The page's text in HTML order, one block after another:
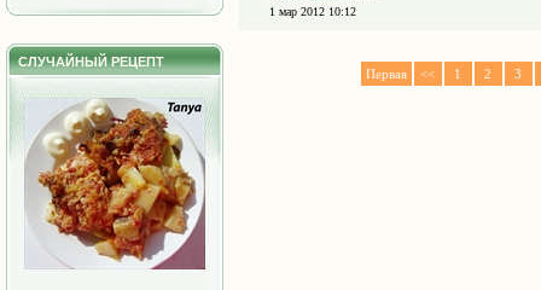
СЛУЧАЙНЫЙ РЕЦЕПТ
1 мар 2012 10:12
Первая << 1 2 3